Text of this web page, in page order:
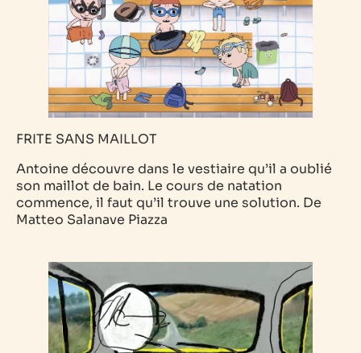
FRITE SANS MAILLOT
Antoine découvre dans le vestiaire qu’il a oublié
son maillot de bain. Le cours de natation
commence, il faut qu’il trouve une solution. De
Matteo Salanave Piazza